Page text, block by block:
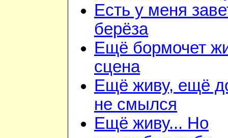
Есть у меня
берёза
Ещё бормочет
сцена
Ещё живу, ещё
не смылся
Ещё живу... Но